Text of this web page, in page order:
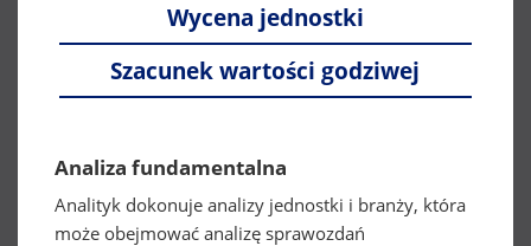
Wycena jednostki
Szacunek wartości godziwej
Analiza fundamentalna
Analityk dokonuje analizy jednostki i branży, która
może obejmować analizę sprawozdań